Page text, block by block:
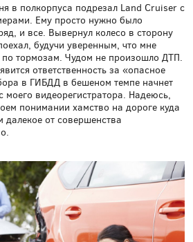
в полкорпуса подрезал Land Cruiser с
Ему просто нужно было
и все. Вывернул колесо в сторону
будучи уверенным, что мне
по тормозам. Чудом не произошло ДТП.
ответственность за «опасное
в ГИБДД в бешеном темпе начнет
моего видеорегистратора. Надеюсь,
понимании хамство на дороге куда
далекое от совершенства